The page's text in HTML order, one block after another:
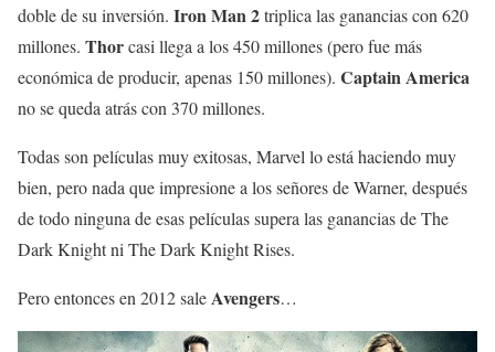
doble de su inversión. Iron Man 2triplica las ganancias con 620
millones. Thorcasi llega a los 450 millones (pero fue más
económica de producir, apenas 150 millones). Captain America
no se queda atrás con 370 millones.
Todas son películas muy exitosas, Marvel lo está haciendo muy
bien, pero nada que impresione a los señores de Warner, después
de todo ninguna de esas películas supera las ganancias de The
Dark Knight ni The Dark Knight Rises.
Pero entonces en 2012 saleAvengers…